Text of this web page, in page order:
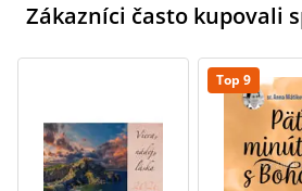
Zákazníci často kupovali
Top 9